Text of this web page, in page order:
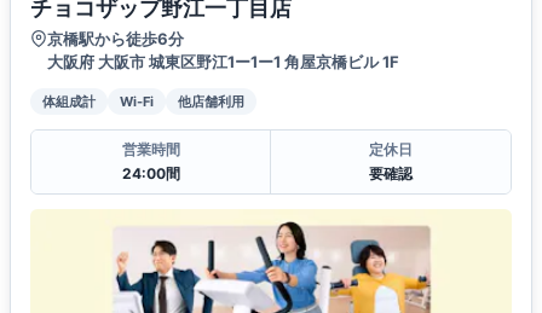
チョコザップ野江一丁目店
京橋駅から徒歩6分
大阪府 大阪市 城東区野江1ー1ー1 角屋京橋ビル 1F
体組成計 Wi-Fi 他店舗利用
営業時間
24:00間
定休日
要確認